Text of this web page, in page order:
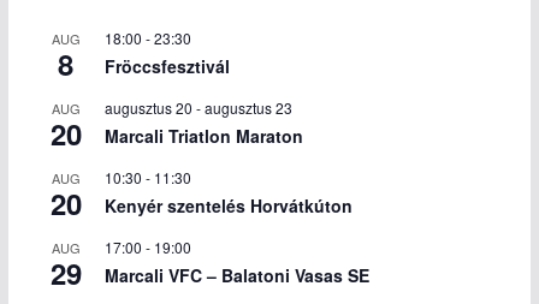
AUG
8
18:00 -23:30
Fröccsfesztivál
AUG
20
augusztus 20 -augusztus 23
Marcali Triatlon Maraton
AUG
20
10:30 - 11:30
Kenyér szentelés Horvátkúton
AUG
29
17:00 - 19:00
Marcali VFC – Balatoni Vasas SE